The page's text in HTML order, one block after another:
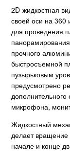
2D-жидкостная
своей оси на 360
для проведения
прочного
быстросъемной
пузырьковым
предусмотрено
дополнительного
микрофона,
Жидкостный
делает
начале и конце